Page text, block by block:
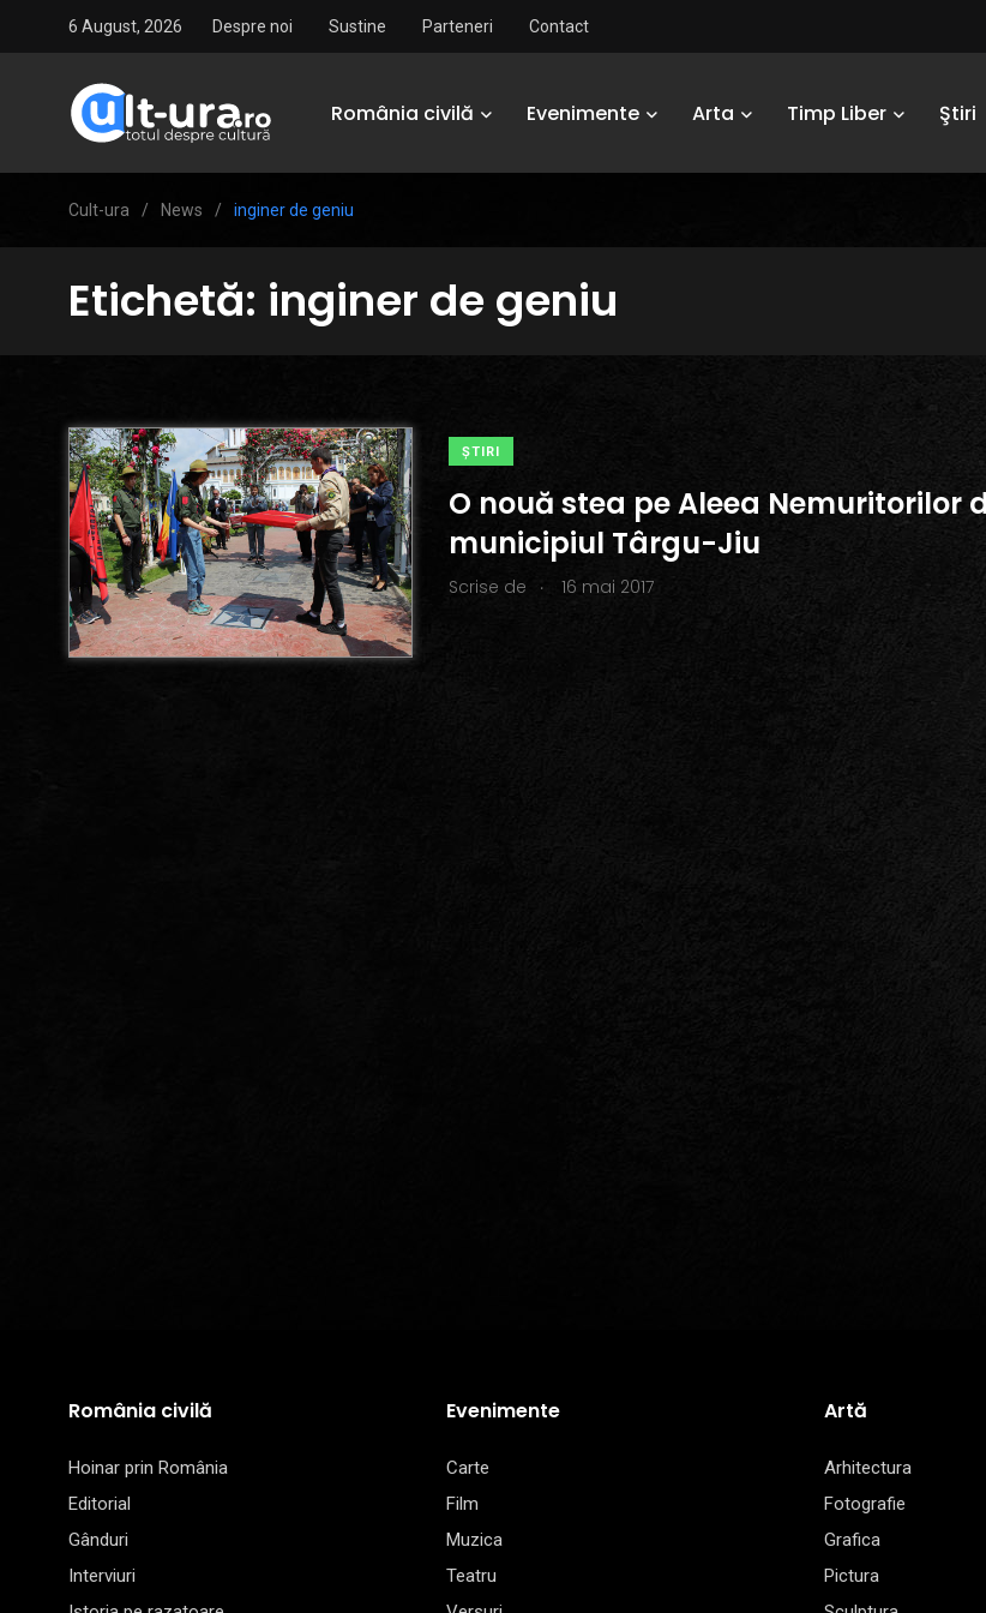
6 August, 2026 Despre noi Sustine Parteneri Contact
România civilă Evenimente Arta Timp Liber Ştiri
Cult-ura / News / inginer de geniu
Etichetă: inginer de geniu
ŞTIRI
O nouă stea pe Aleea Nemuritorilor
municipiul Târgu-Jiu
Scrise de . 16 mai 2017
România civilă
Hoinar prin România
Editorial
Gânduri
Interviuri
Evenimente
Carte
Film
Muzica
Teatru
Artă
Arhitectura
Fotografie
Grafica
Pictura